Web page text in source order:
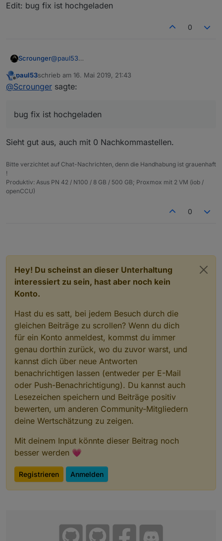
Edit: bug fix ist hochgeladen
0
Scrounger@paul53
festgestellt - bin also doch der schuldige
Edit: bug fix ist hochgeladen
Offline
paul53schrieb am 16. Mai 2019, 21:43
zuletzt editiert von
@Scrounger sagte:
bug fix ist hochgeladen
Sieht gut aus, auch mit 0 Nachkommastellen.
Bitte verzichtet auf Chat-Nachrichten, denn die Handhabung ist grauenhaft
!
Produktiv: Asus PN 42 / N100 / 8 GB / 500 GB; Proxmox mit 2 VM (iob /
openCCU)
0
Hey! Du scheinst an dieser Unterhaltung
interessiert zu sein, hast aber noch kein
Konto.
Hast du es satt, bei jedem Besuch durch die
gleichen Beiträge zu scrollen? Wenn du dich
für ein Konto anmeldest, kommst du immer
genau dorthin zurück, wo du zuvor warst, und
kannst dich über neue Antworten
benachrichtigen lassen (entweder per E-Mail
oder Push-Benachrichtigung). Du kannst auch
Lesezeichen speichern und Beiträge positiv
bewerten, um anderen Community-Mitgliedern
deine Wertschätzung zu zeigen.
Mit deinem Input könnte dieser Beitrag noch
besser werden 💗
Registrieren Anmelden